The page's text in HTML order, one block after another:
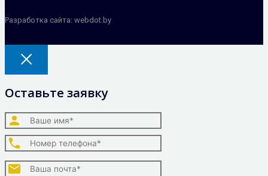
Разработка сайта: webdot.by
Оставьте заявку